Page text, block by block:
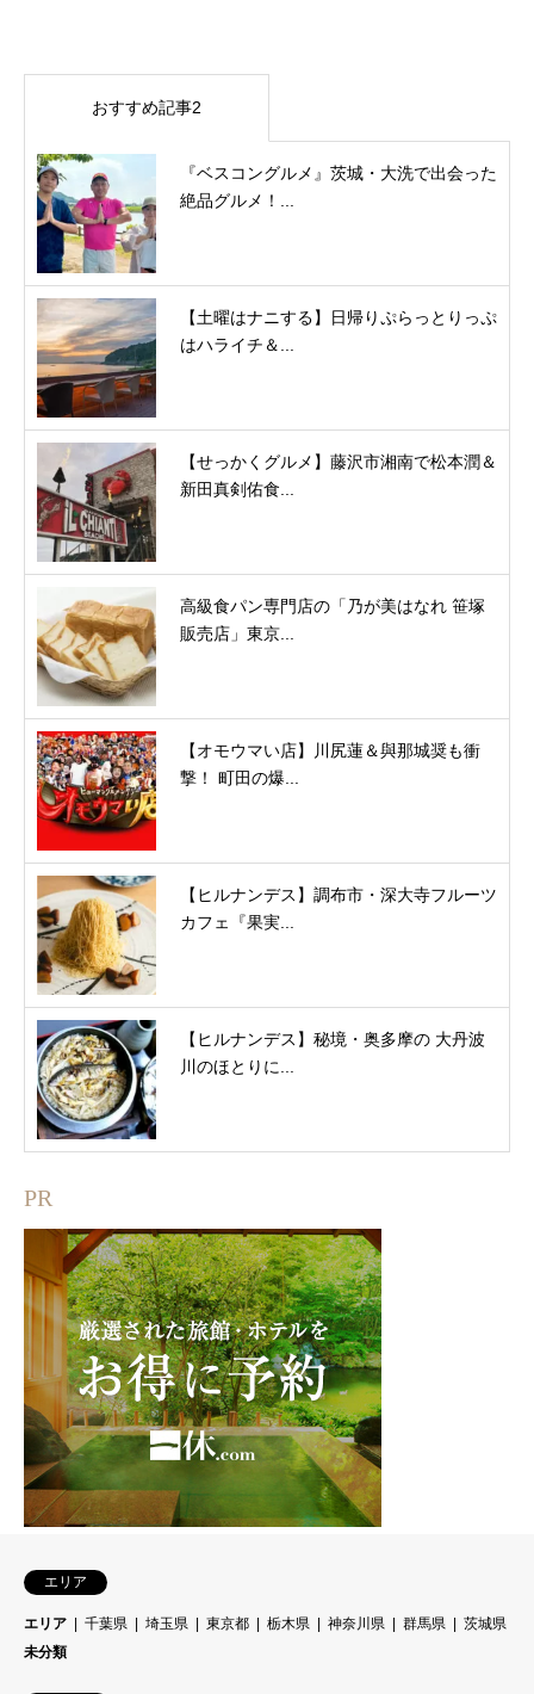
おすすめ記事2
『ベスコングルメ』茨城・大洗で出会った
絶品グルメ！...
【土曜はナニする】日帰りぷらっとりっぷ
はハライチ＆...
【せっかくグルメ】藤沢市湘南で松本潤＆
新田真剣佑食...
高級食パン専門店の「乃が美はなれ 笹塚
販売店」東京...
【オモウマい店】川尻蓮＆與那城奨も衝
撃！ 町田の爆...
【ヒルナンデス】調布市・深大寺フルーツ
カフェ『果実...
【ヒルナンデス】秘境・奥多摩の 大丹波
川のほとりに...
PR
エリア
エリア 千葉県 埼玉県 東京都 栃木県 神奈川県 群馬県
茨城県
未分類